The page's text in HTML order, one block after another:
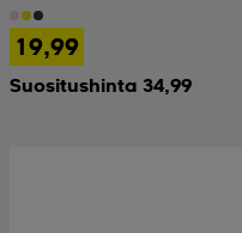
19,99
Suositushinta 34,99